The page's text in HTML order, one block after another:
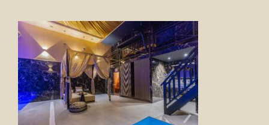
FOTO’S
INFO
OPENINGSTIJDEN